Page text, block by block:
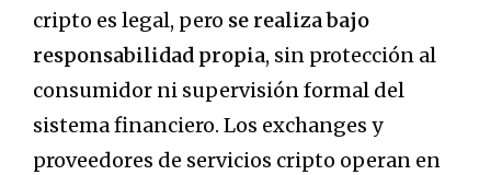
cripto es legal, pero se realiza bajo
responsabilidad propia, sin protección al
consumidor ni supervisión formal del
sistema financiero. Los exchanges y
proveedores de servicios cripto operan en